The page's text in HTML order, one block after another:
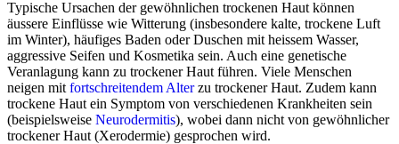
Typische Ursachen der gewöhnlichen trockenen Haut können
äussere Einflüsse wie Witterung (insbesondere kalte, trockene Luft
im Winter), häufiges Baden oder Duschen mit heissem Wasser,
aggressive Seifen und Kosmetika sein. Auch eine genetische
Veranlagung kann zu trockener Haut führen. Viele Menschen
neigen mit fortschreitendem Alterzu trockener Haut. Zudem kann
trockene Haut ein Symptom von verschiedenen Krankheiten sein
(beispielsweise Neurodermitis), wobei dann nicht von gewöhnlicher
trockenerHaut (Xerodermie) gesprochen wird.